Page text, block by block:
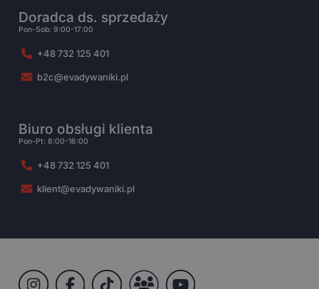
Doradca ds. sprzedaży
Pon-Sob: 9:00-17:00
+48 732 125 401
b2c@evadywaniki.pl
Biuro obsługi klienta
Pon-Pt: 8:00-16:00
+48 732 125 401
klient@evadywaniki.pl